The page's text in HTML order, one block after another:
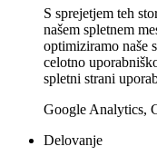
S sprejetjem teh
našem spletnem
optimiziramo naše
celotno
spletni strani
Google Analytics,
Delovanje